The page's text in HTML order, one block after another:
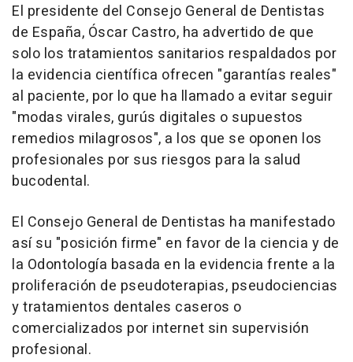
El presidente del Consejo General de Dentistas
de España, Óscar Castro, ha advertido de que
solo los tratamientos sanitarios respaldados por
la evidencia científica ofrecen "garantías reales"
al paciente, por lo que ha llamado a evitar seguir
"modas virales, gurús digitales o supuestos
remedios milagrosos", a los que se oponen los
profesionales por sus riesgos para la salud
bucodental.
El Consejo General de Dentistas ha manifestado
así su "posición firme" en favor de la ciencia y de
la Odontología basada en la evidencia frente a la
proliferación de pseudoterapias, pseudociencias
y tratamientos dentales caseros o
comercializados por internet sin supervisión
profesional.